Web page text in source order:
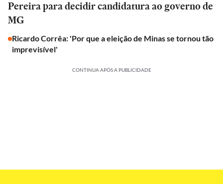
Pereira para decidir candidatura ao governo de
MG
Ricardo Corrêa: 'Por que a eleição de Minas se tornou tão
imprevisível'
CONTINUA APÓS A PUBLICIDADE